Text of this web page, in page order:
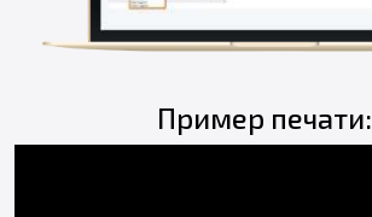
Пример печати: